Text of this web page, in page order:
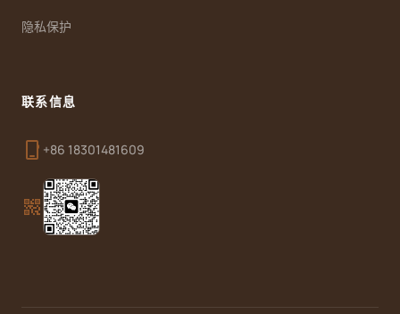
隐私保护
联系信息
phone_iphone +86 18301481609
qr_code_2